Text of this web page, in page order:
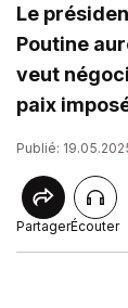
Le
Poutine
veut
paix
Publié:
PartagerÉcouter